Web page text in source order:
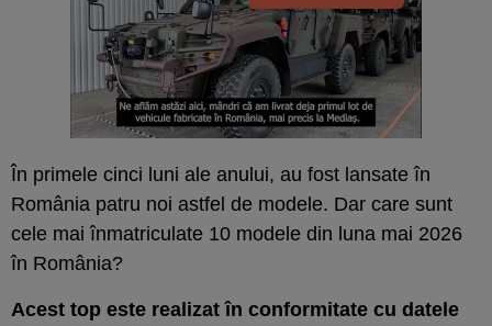
În primele cinci luni ale anului, au fost lansate în
România patru noi astfel de modele. Dar care sunt
cele mai înmatriculate 10 modele din luna mai 2026
în România?
Acest top este realizat în conformitate cu datele